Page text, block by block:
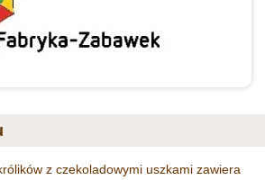
z czekoladowymi uszkami zawiera